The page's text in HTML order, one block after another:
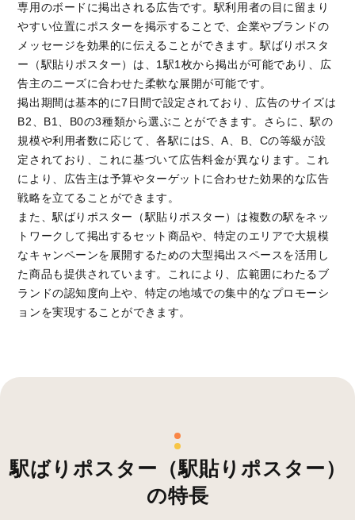
専用のボードに掲出される広告です。駅利用者の目に留まり
やすい位置にポスターを掲示することで、企業やブランドの
メッセージを効果的に伝えることができます。駅ばりポスタ
ー（駅貼りポスター）は、1駅1枚から掲出が可能であり、広
告主のニーズに合わせた柔軟な展開が可能です。
掲出期間は基本的に7日間で設定されており、広告のサイズは
B2、B1、B0の3種類から選ぶことができます。さらに、駅の
規模や利用者数に応じて、各駅にはS、A、B、Cの等級が設
定されており、これに基づいて広告料金が異なります。これ
により、広告主は予算やターゲットに合わせた効果的な広告
戦略を立てることができます。
また、駅ばりポスター（駅貼りポスター）は複数の駅をネッ
トワークして掲出するセット商品や、特定のエリアで大規模
なキャンペーンを展開するための大型掲出スペースを活用し
た商品も提供されています。これにより、広範囲にわたるブ
ランドの認知度向上や、特定の地域での集中的なプロモーシ
ョンを実現することができます。
駅ばりポスター（駅貼りポスター）
の特長